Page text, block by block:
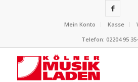
Mein Konto Kasse
Telefon: 02204 95